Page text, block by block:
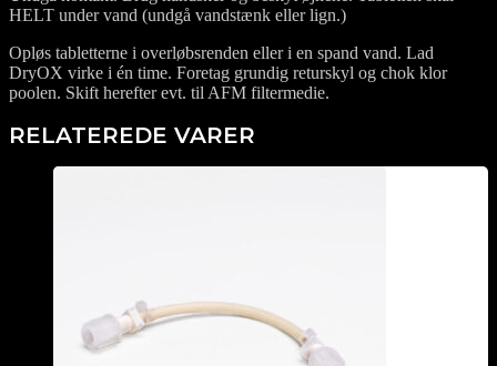
HELT under vand (undgå vandstænk eller lign.)
Opløs tabletterne i overløbsrenden eller i en spand vand. Lad
DryOX virke i én time. Foretag grundig returskyl og chok klor
poolen. Skift herefter evt. til AFM filtermedie.
RELATEREDE VARER